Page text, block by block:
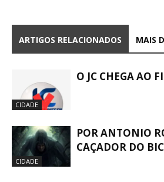
ARTIGOS RELACIONADOS MAIS
CIDADE
O JC CHEGA AO
CIDADE
POR ANTONIO
CAÇADOR DO